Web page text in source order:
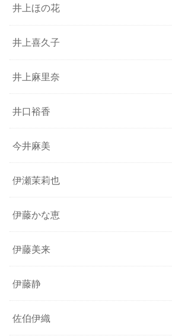
井上ほの花
井上喜久子
井上麻里奈
井口裕香
今井麻美
伊瀬茉莉也
伊藤かな恵
伊藤美来
伊藤静
佐伯伊織